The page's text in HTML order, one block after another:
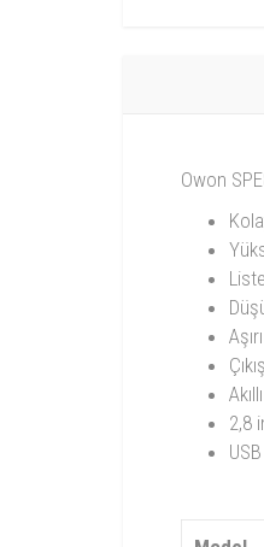
Owon
2,8